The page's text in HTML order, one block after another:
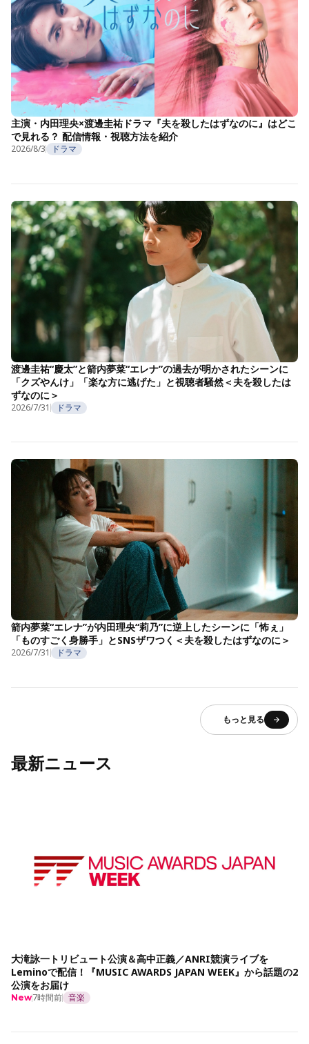
主演・内田理央×渡邊圭祐ドラマ『夫を殺したはずなのに』はどこ
で見れる？ 配信情報・視聴方法を紹介
2026/8/3 ドラマ
渡邊圭祐“慶太”と箭内夢菜“エレナ”の過去が明かされたシーンに
「クズやんけ」「楽な方に逃げた」と視聴者騒然＜夫を殺したは
ずなのに＞
2026/7/31 ドラマ
箭内夢菜“エレナ”が内田理央“莉乃”に逆上したシーンに「怖ぇ」
「ものすごく身勝手」とSNSザワつく＜夫を殺したはずなのに＞
2026/7/31 ドラマ
もっと見る
最新ニュース
大滝詠一トリビュート公演＆高中正義／ANRI競演ライブを
Leminoで配信！『MUSIC AWARDS JAPAN WEEK』から話題の2
公演をお届け
New7時間前 音楽